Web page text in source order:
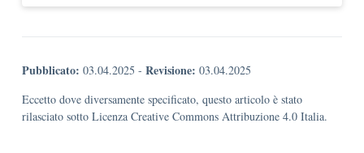
Pubblicato: 03.04.2025 - Revisione: 03.04.2025
Eccetto dove diversamente specificato, questo articolo è stato
rilasciato sotto Licenza Creative Commons Attribuzione 4.0 Italia.